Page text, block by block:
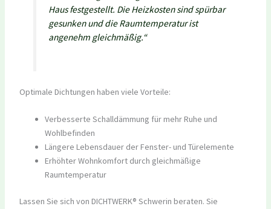
Haus festgestellt. Die Heizkosten sind spürbar
gesunken und die Raumtemperatur ist
angenehm gleichmäßig.“
Optimale Dichtungen haben viele Vorteile:
Verbesserte Schalldämmung für mehr Ruhe und
Wohlbefinden
Längere Lebensdauer der Fenster- und Türelemente
Erhöhter Wohnkomfort durch gleichmäßige
Raumtemperatur
Lassen Sie sich von DICHTWERK® Schwerin beraten. Sie